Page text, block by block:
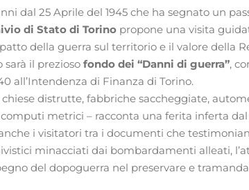
dal 25 Aprile del 1945 che ha segnato un
di Stato di Torino propone una visita
della guerra sul territorio e il valore della
sarà il prezioso fondo dei “Danni di guerra”,
all’Intendenza di Finanza di Torino.
distrutte, fabbriche saccheggiate,
metrici – racconta una ferita inferta
i visitatori tra i documenti che
minacciati dai bombardamenti alleati,
del dopoguerra nel preservare e